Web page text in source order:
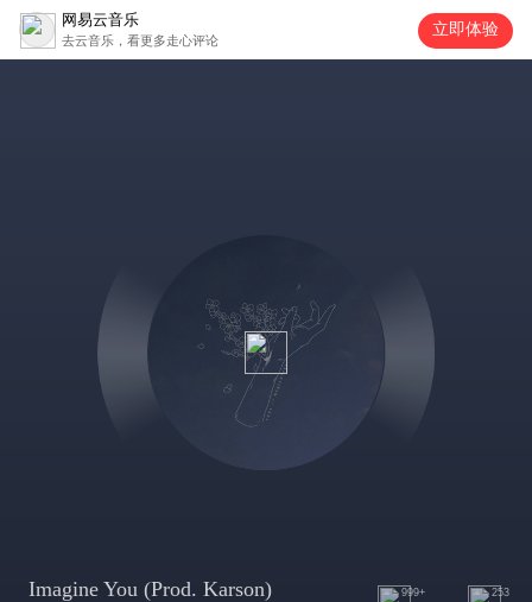
网易云音乐
去云音乐，看更多走心评论
立即体验
Imagine You (Prod. Karson) 999+ 253